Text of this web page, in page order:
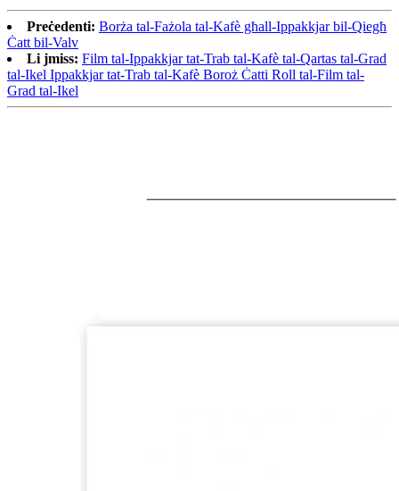
Preċedenti: Borża tal-Fażola tal-Kafè għall-Ippakkjar bil-Qiegħ
Ċatt bil-Valv
Li jmiss: Film tal-Ippakkjar tat-Trab tal-Kafè tal-Qartas tal-Grad
tal-Ikel Ippakkjar tat-Trab tal-Kafè Boroż Ċatti Roll tal-Film tal-
Grad tal-Ikel